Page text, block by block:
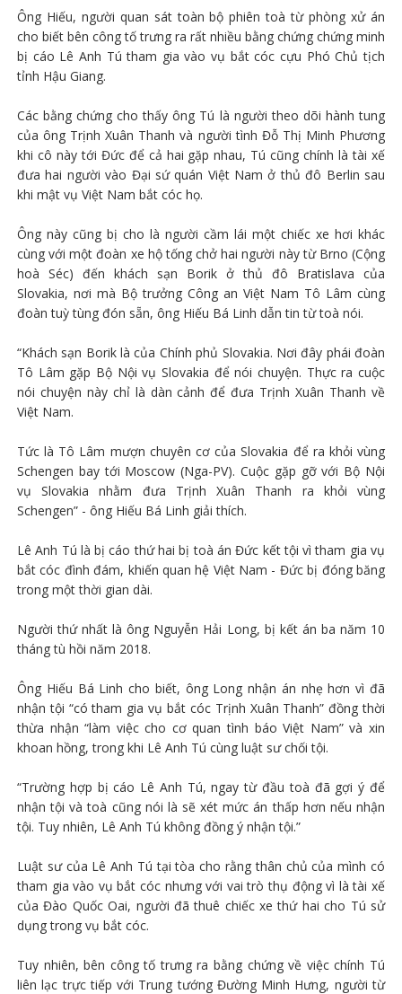
Ông Hiếu, người quan sát toàn bộ phiên toà từ phòng xử án
cho biết bên công tố trưng ra rất nhiều bằng chứng chứng minh
bị cáo Lê Anh Tú tham gia vào vụ bắt cóc cựu Phó Chủ tịch
tỉnh Hậu Giang.
Các bằng chứng cho thấy ông Tú là người theo dõi hành tung
của ông Trịnh Xuân Thanh và người tình Đỗ Thị Minh Phương
khi cô này tới Đức để cả hai gặp nhau, Tú cũng chính là tài xế
đưa hai người vào Đại sứ quán Việt Nam ở thủ đô Berlin sau
khi mật vụ Việt Nam bắt cóc họ.
Ông này cũng bị cho là người cầm lái một chiếc xe hơi khác
cùng với một đoàn xe hộ tống chở hai người này từ Brno (Cộng
hoà Séc) đến khách sạn Borik ở thủ đô Bratislava của
Slovakia, nơi mà Bộ trưởng Công an Việt Nam Tô Lâm cùng
đoàn tuỳ tùng đón sẵn, ông Hiếu Bá Linh dẫn tin từ toà nói.
“Khách sạn Borik là của Chính phủ Slovakia. Nơi đây phái đoàn
Tô Lâm gặp Bộ Nội vụ Slovakia để nói chuyện. Thực ra cuộc
nói chuyện này chỉ là dàn cảnh để đưa Trịnh Xuân Thanh về
Việt Nam.
Tức là Tô Lâm mượn chuyên cơ của Slovakia để ra khỏi vùng
Schengen bay tới Moscow (Nga-PV). Cuộc gặp gỡ với Bộ Nội
vụ Slovakia nhằm đưa Trịnh Xuân Thanh ra khỏi vùng
Schengen” - ông Hiếu Bá Linh giải thích.
Lê Anh Tú là bị cáo thứ hai bị toà án Đức kết tội vì tham gia vụ
bắt cóc đình đám, khiến quan hệ Việt Nam - Đức bị đóng băng
trong một thời gian dài.
Người thứ nhất là ông Nguyễn Hải Long, bị kết án ba năm 10
tháng tù hồi năm 2018.
Ông Hiếu Bá Linh cho biết, ông Long nhận án nhẹ hơn vì đã
nhận tội “có tham gia vụ bắt cóc Trịnh Xuân Thanh” đồng thời
thừa nhận “làm việc cho cơ quan tình báo Việt Nam” và xin
khoan hồng, trong khi Lê Anh Tú cùng luật sư chối tội.
“Trường hợp bị cáo Lê Anh Tú, ngay từ đầu toà đã gợi ý để
nhận tội và toà cũng nói là sẽ xét mức án thấp hơn nếu nhận
tội. Tuy nhiên, Lê Anh Tú không đồng ý nhận tội.”
Luật sư của Lê Anh Tú tại tòa cho rằng thân chủ của mình có
tham gia vào vụ bắt cóc nhưng với vai trò thụ động vì là tài xế
của Đào Quốc Oai, người đã thuê chiếc xe thứ hai cho Tú sử
dụng trong vụ bắt cóc.
Tuy nhiên, bên công tố trưng ra bằng chứng về việc chính Tú
liên lạc trực tiếp với Trung tướng Đường Minh Hưng, người từ